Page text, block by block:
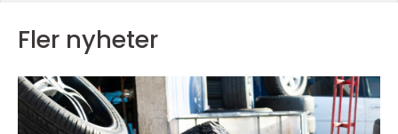
Fler nyheter